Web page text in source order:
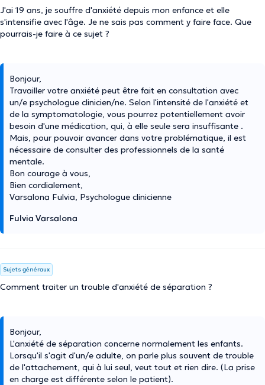
J'ai 19 ans, je souffre d'anxiété depuis mon enfance et elle
s'intensifie avec l'âge. Je ne sais pas comment y faire face. Que
pourrais-je faire à ce sujet ?
Bonjour,
Travailler votre anxiété peut être fait en consultation avec
un/e psychologue clinicien/ne. Selon l'intensité de l'anxiété et
de la symptomatologie, vous pourrez potentiellement avoir
besoin d'une médication, qui, à elle seule sera insuffisante .
Mais, pour pouvoir avancer dans votre problématique, il est
nécessaire de consulter des professionnels de la santé
mentale.
Bon courage à vous,
Bien cordialement,
Varsalona Fulvia, Psychologue clinicienne
Fulvia Varsalona
Sujets généraux
Comment traiter un trouble d'anxiété de séparation ?
Bonjour,
L'anxiété de séparation concerne normalement les enfants.
Lorsqu'il s'agit d'un/e adulte, on parle plus souvent de trouble
de l'attachement, qui à lui seul, veut tout et rien dire. (La prise
en charge est différente selon le patient).